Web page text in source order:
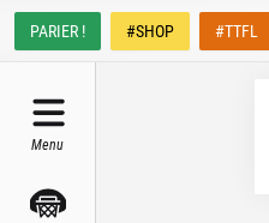
PARIER ! #SHOP #TTFL
Menu